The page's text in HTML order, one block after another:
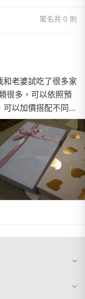
匿名共 0 則
老婆試吃了很多家
很多，可以依照預
以加價搭配不同緞
不夠還可另外...